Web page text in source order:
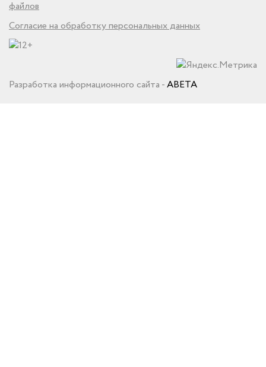
файлов
Согласие на обработку персональных данных
Разработка информационного сайта -ABETA